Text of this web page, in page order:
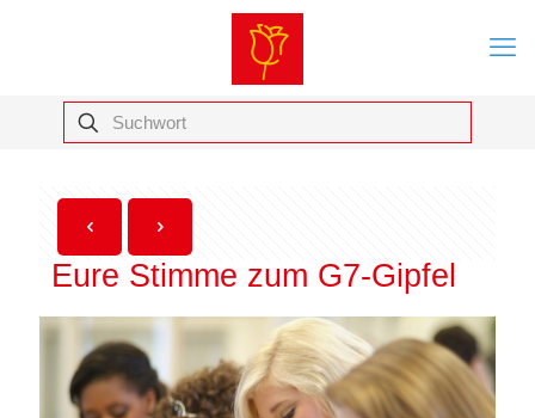
Eure Stimme zum G7-Gipfel